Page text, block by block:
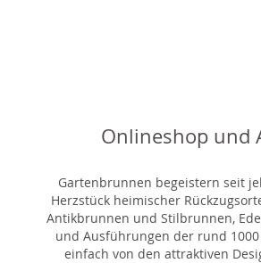
Onlineshop und
Gartenbrunnen begeistern seit
Herzstück heimischer
Antikbrunnen und Stilbrunnen,
und Ausführungen der rund
einfach von den attraktiven